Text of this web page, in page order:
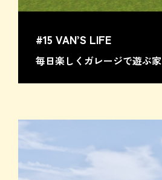
#15 VAN’S LIFE
毎日楽しくガレージで遊ぶ家